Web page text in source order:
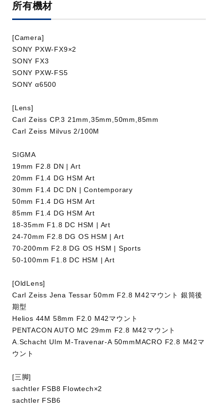
【ヴィーガンレシピ】超簡単アボカ
Recipe Avocado
業種：飲食・食品
MV
所有機材
[Camera]
SONY PXW-FX9×2
SONY FX3
SONY PXW-FS5
SONY α6500
[Lens]
Carl Zeiss CP.3 21mm,35mm,50mm,85mm
Carl Zeiss Milvus 2/100M
SIGMA
19mm F2.8 DN | Art
20mm F1.4 DG HSM Art
30mm F1.4 DC DN | Contemporary
50mm F1.4 DG HSM Art
85mm F1.4 DG HSM Art
18-35mm F1.8 DC HSM | Art
24-70mm F2.8 DG OS HSM | Art
70-200mm F2.8 DG OS HSM | Sports
50-100mm F1.8 DC HSM | Art
[OldLens]
Carl Zeiss Jena Tessar 50mm F2.8 M42マウント 銀筒後
期型
Helios 44M 58mm F2.0 M42マウント
PENTACON AUTO MC 29mm F2.8 M42マウント
A.Schacht Ulm M-Travenar-A 50mmMACRO F2.8 M42マ
ウント
[三脚]
sachtler FSB8 Flowtech×2
sachtler FSB6